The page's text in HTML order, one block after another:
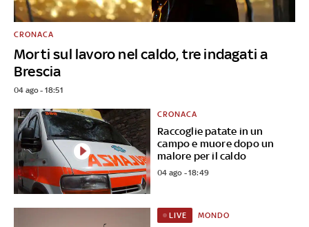
Morti sul lavoro nel caldo, tre indagati a
Brescia
CRONACA
04 ago - 18:51
Raccoglie patate in un
campo e muore dopo un
malore per il caldo
CRONACA
04 ago - 18:49
LIVE MONDO